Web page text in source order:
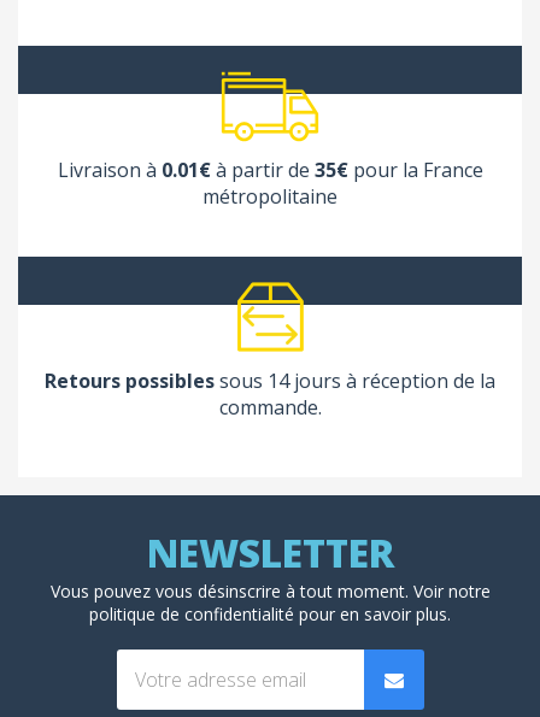
Livraison à 0.01€à partir de 35€pour la France
métropolitaine
Retours possiblessous 14 jours à réception de la
commande.
Vous pouvez vous désinscrire à tout moment. Voir notre
politique de confidentialité pour en savoir plus.